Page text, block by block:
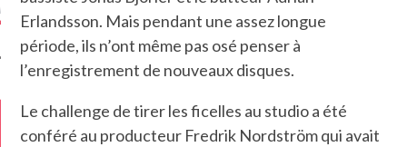
6.8
– HEL...
Erlandsson. Mais pendant une assez longue
période, ils n’ont même pas osé penser à
l’enregistrement de nouveaux disques.
Le challenge de tirer les ficelles au studio a été
conféré au producteur Fredrik Nordström qui avait